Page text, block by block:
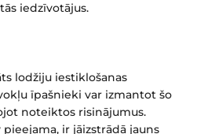
iedzīvotājus.
lodžiju iestiklošanas
īpašnieki var izmantot šo
noteiktos risinājumus.
pieejama, ir jāizstrādā jauns